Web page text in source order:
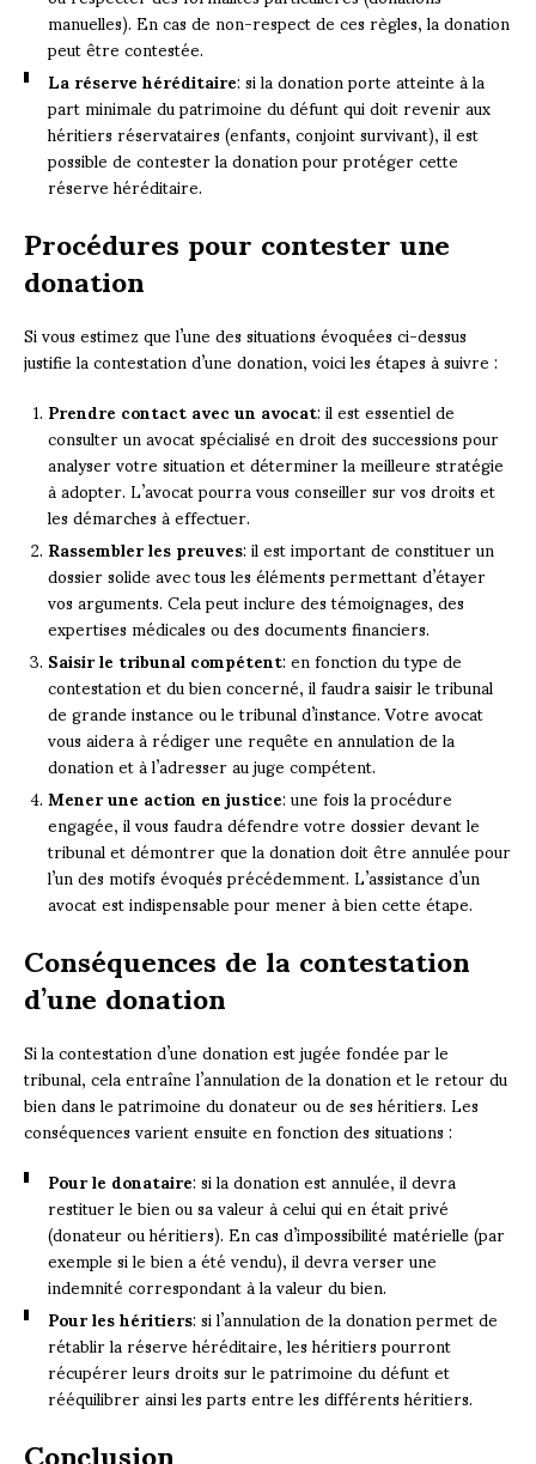
manuelles). En cas de non-respect de ces règles, la donation
peut être contestée.
La réserve héréditaire: si la donation porte atteinte à la
part minimale du patrimoine du défunt qui doit revenir aux
héritiers réservataires (enfants, conjoint survivant), il est
possible de contester la donation pour protéger cette
réserve héréditaire.
Procédures pour contester une
donation
Si vous estimez que l’une des situations évoquées ci-dessus
justifie la contestation d’une donation, voici les étapes à suivre :
Prendre contact avec un avocat: il est essentiel de
consulter un avocat spécialisé en droit des successions pour
analyser votre situation et déterminer la meilleure stratégie
à adopter. L’avocat pourra vous conseiller sur vos droits et
les démarches à effectuer.
Rassembler les preuves: il est important de constituer un
dossier solide avec tous les éléments permettant d’étayer
vos arguments. Cela peut inclure des témoignages, des
expertises médicales ou des documents financiers.
Saisir le tribunal compétent: en fonction du type de
contestation et du bien concerné, il faudra saisir le tribunal
de grande instance ou le tribunal d’instance. Votre avocat
vous aidera à rédiger une requête en annulation de la
donation et à l’adresser au juge compétent.
Mener une action en justice: une fois la procédure
engagée, il vous faudra défendre votre dossier devant le
tribunal et démontrer que la donation doit être annulée pour
l’un des motifs évoqués précédemment. L’assistance d’un
avocat est indispensable pour mener à bien cette étape.
Conséquences de la contestation
d’une donation
Si la contestation d’une donation est jugée fondée par le
tribunal, cela entraîne l’annulation de la donation et le retour du
bien dans le patrimoine du donateur ou de ses héritiers. Les
conséquences varient ensuite en fonction des situations :
Pour le donataire: si la donation est annulée, il devra
restituer le bien ou sa valeur à celui qui en était privé
(donateur ou héritiers). En cas d’impossibilité matérielle (par
exemple si le bien a été vendu), il devra verser une
indemnité correspondant à la valeur du bien.
Pour les héritiers: si l’annulation de la donation permet de
rétablir la réserve héréditaire, les héritiers pourront
récupérer leurs droits sur le patrimoine du défunt et
rééquilibrer ainsi les parts entre les différents héritiers.